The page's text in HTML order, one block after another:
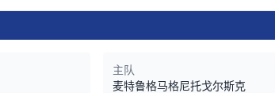
主队
麦特鲁格马格尼托戈尔斯克